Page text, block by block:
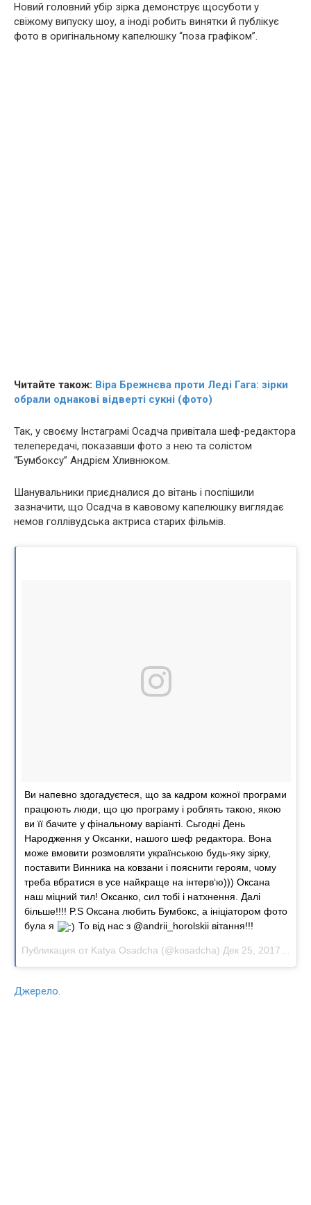
Новий головний убір зірка демонструє щосуботи у
свіжому випуску шоу, а іноді робить винятки й публікує
фото в оригінальному капелюшку “поза графіком”.
Читайте також: Віра Брежнєва проти Леді Гага: зірки
обрали однакові вiдвeрті сукні (фото)
Так, у своєму Інстаграмі Осадча привітала шеф-редактора
телепередачі, показавши фото з нею та солістом
“Бумбоксу” Андрієм Хливнюком.
Шанувальники приєдналися до вітань і поспішили
зазначити, що Осадча в кавовому капелюшку виглядає
немов голлівудська актриса старих фільмів.
Ви напевно здогадуєтеся, що за кадром кожної програми
працюють люди, що цю програму і роблять такою, якою
ви її бачите у фінальному варіанті. Сьгодні День
Народження у Оксанки, нашого шеф редактора. Вона
може вмовити розмовляти українською будь-яку зірку,
поставити Винника на ковзани і пояснити героям, чому
треба вбратися в усе найкраще на інтерв‘ю))) Оксана
наш міцний тил! Оксанко, сил тобі і натхнення. Далі
більше!!!! P.S Оксана любить Бумбокс, а ініціатором фото
була я
То від нас з @andrii_horolskii вітання!!!
Публикация от Katya Osadcha (@kosadcha) Дек 25, 2017 at 10:01 PST
Джерело.